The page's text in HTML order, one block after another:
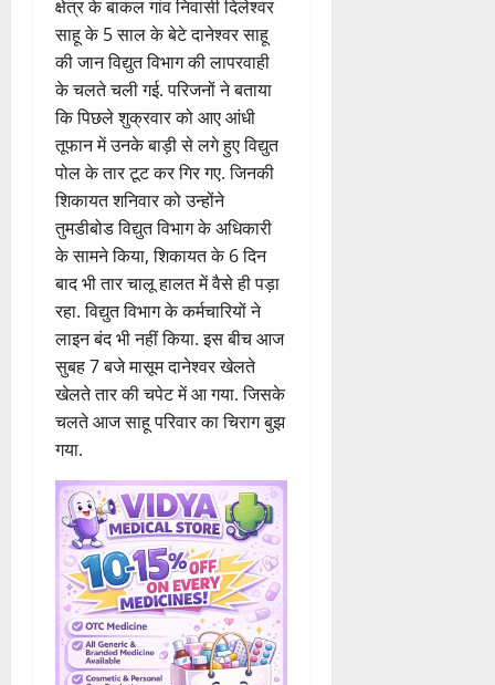
क्षेत्र के बाकल गांव निवासी दिलेश्वर
साहू के 5 साल के बेटे दानेश्वर साहू
की जान विद्युत विभाग की लापरवाही
के चलते चली गई. परिजनों ने बताया
कि पिछले शुक्रवार को आए आंधी
तूफान में उनके बाड़ी से लगे हुए विद्युत
पोल के तार टूट कर गिर गए. जिनकी
शिकायत शनिवार को उन्होंने
तुमडीबोड विद्युत विभाग के अधिकारी
के सामने किया, शिकायत के 6 दिन
बाद भी तार चालू हालत में वैसे ही पड़ा
रहा. विद्युत विभाग के कर्मचारियों ने
लाइन बंद भी नहीं किया. इस बीच आज
सुबह 7 बजे मासूम दानेश्वर खेलते
खेलते तार की चपेट में आ गया. जिसके
चलते आज साहू परिवार का चिराग बुझ
गया.